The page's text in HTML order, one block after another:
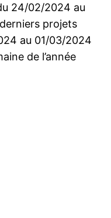
24/02/2024 au
projets
au 01/03/2024
de l’année